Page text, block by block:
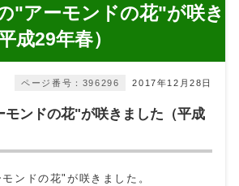
"アーモンドの花"が咲き
成29年春）
2017年12月28日
ページ番号：396296
モンドの花"が咲きました（平成
ンドの花"が咲きました。